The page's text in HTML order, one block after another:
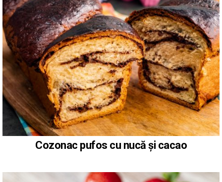
Cozonac pufos cu nucă și cacao